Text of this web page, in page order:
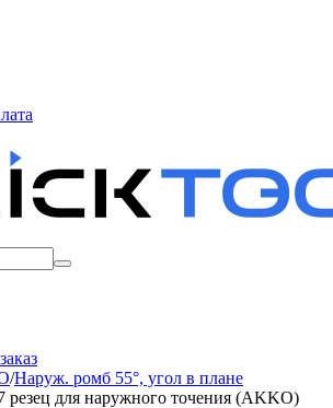
/Наруж. ромб 55°, угол в плане
резец для наружного точения (AKKO)